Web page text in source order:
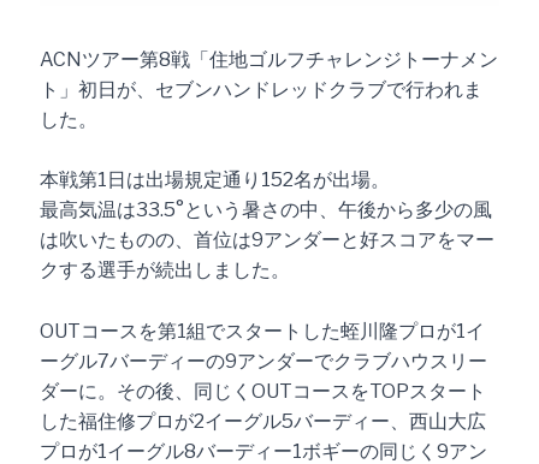
ACNツアー第8戦「住地ゴルフチャレンジトーナメン
ト」初日が、セブンハンドレッドクラブで行われま
した。
本戦第1日は出場規定通り152名が出場。
最高気温は33.5°という暑さの中、午後から多少の風
は吹いたものの、首位は9アンダーと好スコアをマー
クする選手が続出しました。
OUTコースを第1組でスタートした蛭川隆プロが1イ
ーグル7バーディーの9アンダーでクラブハウスリー
ダーに。その後、同じくOUTコースをTOPスタート
した福住修プロが2イーグル5バーディー、西山大広
プロが1イーグル8バーディー1ボギーの同じく9アン